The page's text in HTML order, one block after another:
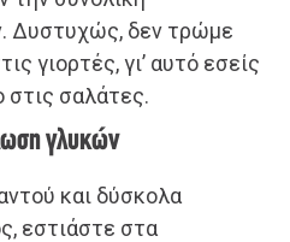
Δυστυχώς, δεν τρώμε
γιορτές, γι’ αυτό εσείς
στις σαλάτες.
γλυκών
και δύσκολα
εστιάστε στα